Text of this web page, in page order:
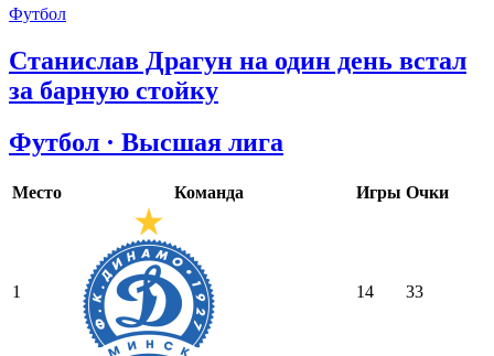
Футбол
Станислав Драгун на один день встал
за барную стойку
Футбол · Высшая лига
Место Команда Игры Очки
1 14 33